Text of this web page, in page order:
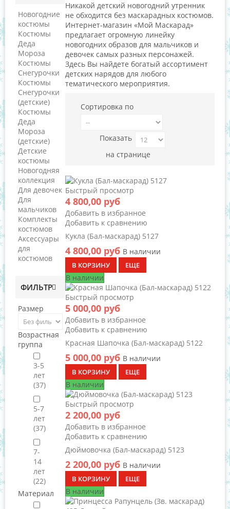
Новогодние
костюмы
Костюмы
Деда
Мороза
Костюмы
Снегурочки
Костюмы
Снегурочки
(детские)
Костюмы
Деда
Мороза
(детские)
Детские
костюмы
Новогодняя
коллекция
Для девочек
Для
мальчиков
Комплекты
костюмов
Аксессуары
для
костюмов
ФИЛЬТР
Размер
Возрастная
группа
3-5
лет
(37)
5-7
лет
(37)
7-
14
лет
(22)
Материал
Никакой детский новогодний утренник
не обходится без маскарадных костюмов.
Интернет-магазин «Мой Маскарад»
предлагает огромную линейку
новогодних образов для мальчиков и
девочек самых разных персонажей.
Здесь Вы найдете богатый ассортимент
детских нарядов для любого
тематического мероприятия.
Сортировка по
Показать
на странице
Быстрый просмотр
4 800,00 руб
Добавить в избранное
Добавить к сравнению
Кукла (Бал-маскарад) 5127
4 800,00 руб В наличии
В КОРЗИНУ ЕЩЕ
В наличии
Быстрый просмотр
5 000,00 руб
Добавить в избранное
Добавить к сравнению
Красная Шапочка (Бал-маскарад) 5122
5 000,00 руб В наличии
В КОРЗИНУ ЕЩЕ
В наличии
Быстрый просмотр
2 200,00 руб
Добавить в избранное
Добавить к сравнению
Дюймовочка (Бал-маскарад) 5123
2 200,00 руб В наличии
В КОРЗИНУ ЕЩЕ
В наличии